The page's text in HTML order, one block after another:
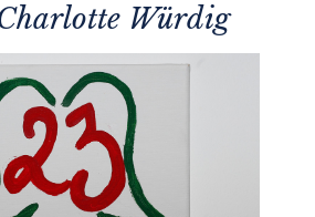
Würdig